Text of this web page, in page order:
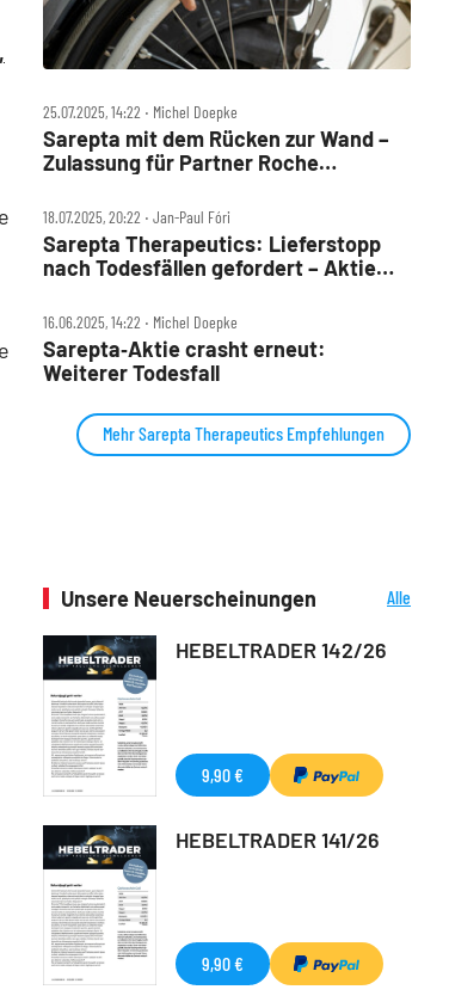
25.07.2025, 14:22 ‧ Michel Doepke
Sarepta mit dem Rücken zur Wand –
Zulassung für Partner Roche
18.07.2025, 20:22 ‧ Jan-Paul Fóri
Sarepta Therapeutics: Lieferstopp
nach Todesfällen gefordert – Aktie
16.06.2025, 14:22 ‧ Michel Doepke
Sarepta‑Aktie crasht erneut:
Weiterer Todesfall
Mehr Sarepta Therapeutics Empfehlungen
Unsere Neuerscheinungen
Alle
HEBELTRADER 142/26
9,90 €
HEBELTRADER 141/26
9,90 €